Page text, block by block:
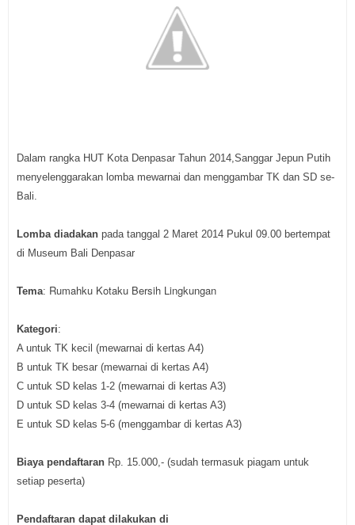
Dalam rangka HUT Kota Denpasar Tahun 2014,Sanggar Jepun Putih
menyelenggarakan lomba mewarnai dan menggambar TK dan SD se-
Bali.
Lomba diadakan pada tanggal 2 Maret 2014 Pukul 09.00 bertempat
di Museum Bali Denpasar
Tema: Rumahku Kotaku Bersih Lingkungan
Kategori:
A untuk TK kecil (mewarnai di kertas A4)
B untuk TK besar (mewarnai di kertas A4)
C untuk SD kelas 1-2 (mewarnai di kertas A3)
D untuk SD kelas 3-4 (mewarnai di kertas A3)
E untuk SD kelas 5-6 (menggambar di kertas A3)
Biaya pendaftaran Rp. 15.000,- (sudah termasuk piagam untuk
setiap peserta)
Pendaftaran dapat dilakukan di